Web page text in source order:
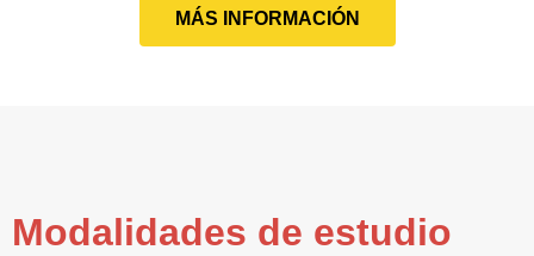
MÁS INFORMACIÓN
Modalidades de estudio